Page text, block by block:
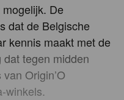
De
dat de Belgische
kennis maakt met de
tegen midden
Origin’O
winkels.